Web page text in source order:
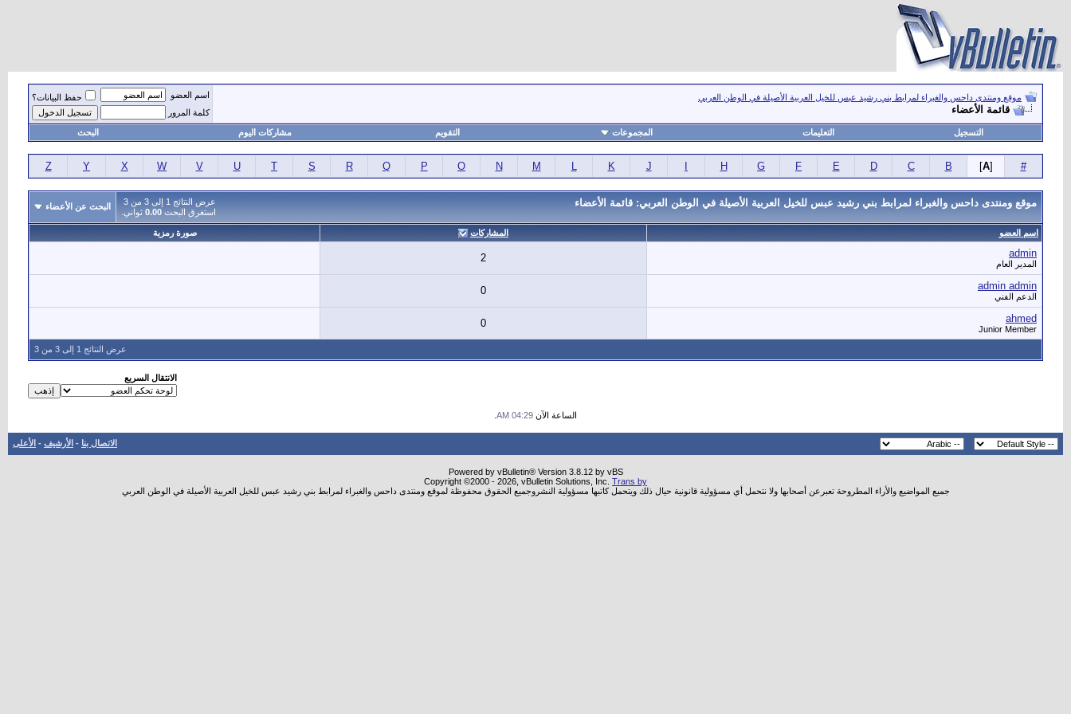
موقع ومنتدى داحس والغبراء لمرابط بني رشيد عبس للخيل العربية الأصيلة في الوطن العربي
قائمة الأعضاء
اسم العضو
حفظ البيانات؟
كلمة المرور
التسجيل التعليمات المجموعات التقويم مشاركات اليوم البحث
#
[
A
]
B
C
D
E
F
G
H
J
K
L
M
N
O
P
Q
R
S
T
U
V
W
X
Y
Z
عرض النتائج 1 إلى 3 من 3
استغرق البحث 0.00 ثواني.
موقع ومنتدى داحس والغبراء لمرابط بني رشيد عبس للخيل العربية الأصيلة في الوطن العربي: قائمة الأعضاء البحث عن الأعضاء
اسم العضو المشاركات صورة رمزية
admin
المدير العام 2
admin admin
الدعم الفني 0
ahmed
Junior Member
0
عرض النتائج 1 إلى 3 من 3
الانتقال السريع
الساعة الآن 04:29 AM
الاتصال بنا - الأرشيف - الأعلى
Powered by vBulletin® Version 3.8.12 by vBS
Copyright ©2000 - 2026, vBulletin Solutions, Inc. Trans by
جميع المواضيع والأراء المطروحة تعبرعن أصحابها ولا نتحمل أي مسؤولية قانونية حيال ذلك ويتحمل كاتبها مسؤولية النشروجميع الحقوق محفوظة لموقع ومنتدى داحس والغبراء لمرابط بني رشيد عبس للخيل العربية الأصيلة في الوطن العربي